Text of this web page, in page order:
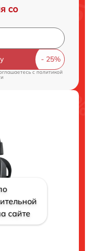
со
cполитикой
сайте